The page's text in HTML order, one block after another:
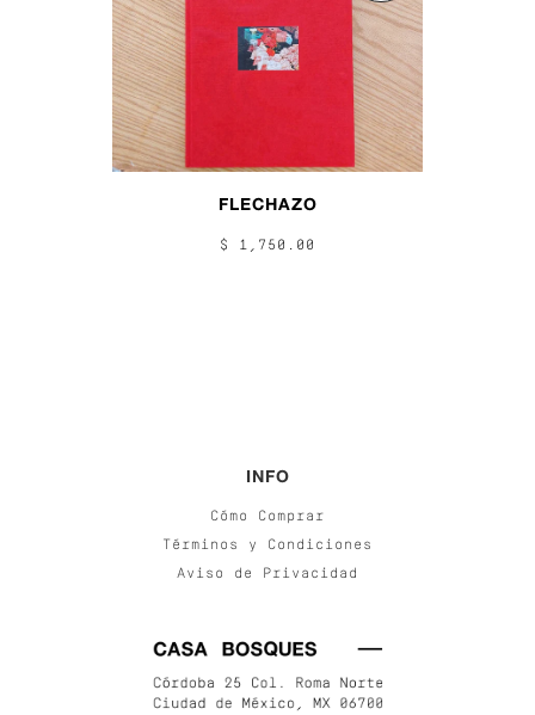
FLECHAZO
$ 1,750.00
INFO
Cómo Comprar
Términos y Condiciones
Aviso de Privacidad